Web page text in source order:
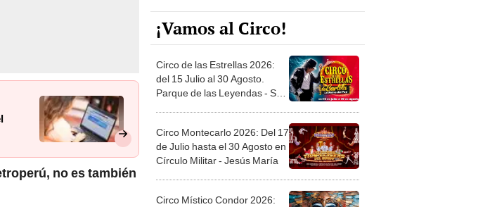
no es también
¡Vamos al Circo!
Circo de las Estrellas 2026:
del 15 Julio al 30 Agosto.
Parque de las Leyendas - San
Circo Montecarlo 2026: Del 17
de Julio hasta el 30 Agosto en
Círculo Militar - Jesús María
Circo Místico Condor 2026: